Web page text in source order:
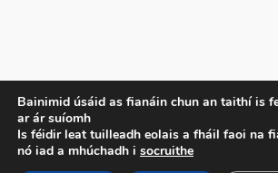
Príobháideachas
Beartas Príobháideachais
Téarmaí agus Coinníollacha
Bainimid úsáid as fianáin chun an taithí is
ar ár suíomh
Is féidir leat tuilleadh eolais a fháil faoi na
nó iad a mhúchadh i socruithe